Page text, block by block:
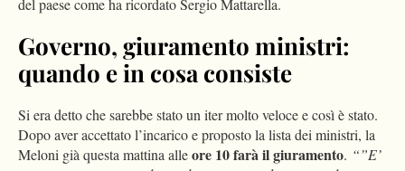
del paese come ha ricordato Sergio Mattarella.
Governo, giuramento ministri:
quando e in cosa consiste
Si era detto che sarebbe stato un iter molto veloce e così è stato.
Dopo aver accettato l’incarico e proposto la lista dei ministri, la
Meloni già questa mattina alleore 10 farà il giuramento. “”E’